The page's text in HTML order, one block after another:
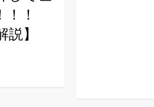
！
説】